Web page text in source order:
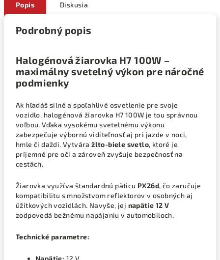
Popis Diskusia
Podrobný popis
Halogénová žiarovka H7 100W –
maximálny svetelný výkon pre náročné
podmienky
Ak hľadáš silné a spoľahlivé osvetlenie pre svoje
vozidlo, halogénová žiarovka H7 100W je tou správnou
voľbou. Vďaka vysokému svetelnému výkonu
zabezpečuje výbornú viditeľnosť aj pri jazde v noci,
hmle či daždi. Vytváražlto-biele svetlo, ktoré je
príjemné pre oči a zároveň zvyšuje bezpečnosť na
cestách.
Žiarovka využíva štandardnú päticu PX26d, čo zaručuje
kompatibilitu s množstvom reflektorov v osobných aj
úžitkových vozidlách. Navyše, jej napätie 12 V
zodpovedá bežnému napájaniu v automobiloch.
Technické parametre:
Napätie: 12 V